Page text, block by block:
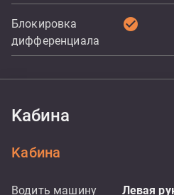
Блокировка
дифференциала
check_circle
Kабина
Kабина
Водить машину Левая